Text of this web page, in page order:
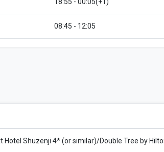
08:45 - 12:05
Shuzenji 4* (or similar)/Double Tree by